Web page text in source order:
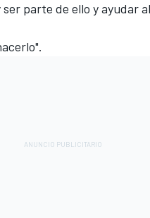
parte de ello y ayudar al